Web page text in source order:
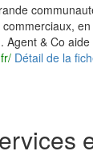
Agent & Co aide
Détail de la